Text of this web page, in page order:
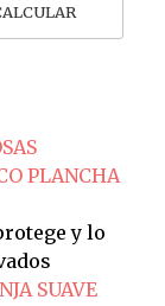
PLANCHA
y lo
SUAVE